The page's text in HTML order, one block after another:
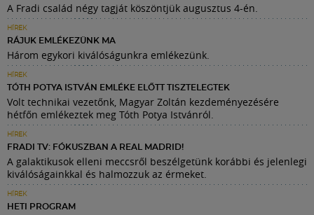
A Fradi család négy tagját köszöntjük augusztus 4-én.
HÍREK
RÁJUK EMLÉKEZÜNK MA
Három egykori kiválóságunkra emlékezünk.
HÍREK
TÓTH POTYA ISTVÁN EMLÉKE ELŐTT TISZTELEGTEK
Volt technikai vezetőnk, Magyar Zoltán kezdeményezésére
hétfőn emlékeztek meg Tóth Potya Istvánról.
HÍREK
FRADI TV: FÓKUSZBAN A REAL MADRID!
A galaktikusok elleni meccsről beszélgetünk korábbi és jelenlegi
kiválóságainkkal és halmozzuk az érmeket.
HÍREK
HETI PROGRAM